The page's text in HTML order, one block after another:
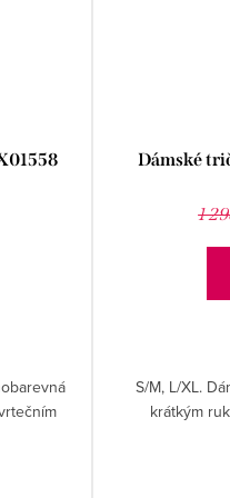
Dámské
1
S/M, L/XL.
krátkým